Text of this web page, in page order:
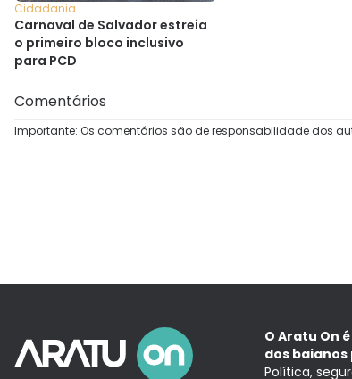
Cidadania
Carnaval de Salvador estreia
o primeiro bloco inclusivo
para PCD
Comentários
Importante: Os comentários são de responsabilidade dos
O Aratu On
dos
Política,